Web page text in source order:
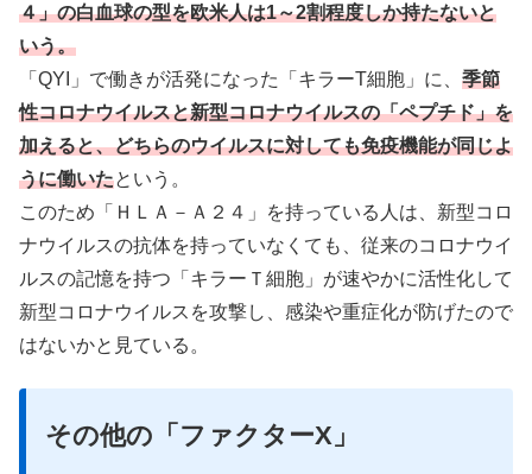
４」の白血球の型を欧米人は1～2割程度しか持たないと
いう。
「QYI」で働きが活発になった「キラーT細胞」に、 季節
性コロナウイルスと新型コロナウイルスの「ペプチド」を
加えると、どちらのウイルスに対しても免疫機能が同じよ
うに働いたという。
このため「ＨＬＡ－Ａ２４」を持っている人は、新型コロ
ナウイルスの抗体を持っていなくても、従来のコロナウイ
ルスの記憶を持つ「キラーＴ細胞」が速やかに活性化して
新型コロナウイルスを攻撃し、感染や重症化が防げたので
はないかと見ている。
その他の「ファクターX」